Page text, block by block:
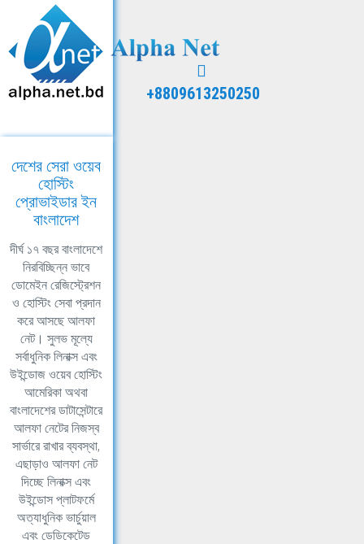
+8809613250250
দেশের সেরা ওয়েব
হোস্টিং
প্রোভাইডার ইন
বাংলাদেশ
দীর্ঘ ১৭ বছর বাংলাদেশে
নিরবিচ্ছিন্ন ভাবে
ডোমেইন রেজিস্ট্রেশন
ও হোস্টিং সেবা প্রদান
করে আসছে আলফা
নেট। সুলভ মূল্যে
সর্বাধুনিক লিনাক্স এবং
উইন্ডোজ ওয়েব হোস্টিং
আমেরিকা অথবা
বাংলাদেশের ডাটাসেন্টারে
আলফা নেটের নিজস্ব
সার্ভারে রাখার ব্যবস্থা,
এছাড়াও আলফা নেট
দিচ্ছে লিনাক্স এবং
উইন্ডোস প্লাটফর্মে
অত্যাধুনিক ভার্চুয়াল
এবং ডেডিকেটেড